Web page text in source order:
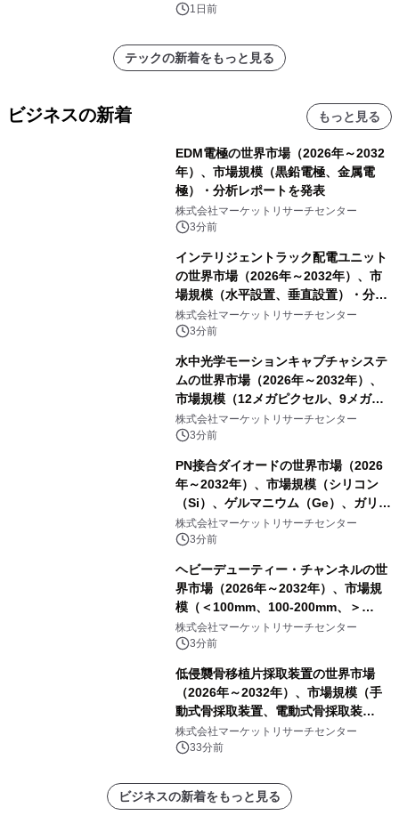
1日前
テックの新着をもっと見る
ビジネスの新着 もっと見る
EDM電極の世界市場（2026年～2032
年）、市場規模（黒鉛電極、金属電
極）・分析レポートを発表
株式会社マーケットリサーチセンター
3分前
インテリジェントラック配電ユニット
の世界市場（2026年～2032年）、市
場規模（水平設置、垂直設置）・分析
レポートを発表
株式会社マーケットリサーチセンター
3分前
水中光学モーションキャプチャシステ
ムの世界市場（2026年～2032年）、
市場規模（12メガピクセル、9メガピ
クセル、4メガピクセル、2メガピクセ
ル、その他）・分析レポートを発表
株式会社マーケットリサーチセンター
3分前
PN接合ダイオードの世界市場（2026
年～2032年）、市場規模（シリコン
（Si）、ゲルマニウム（Ge）、ガリウ
ムヒ素（GaAs）、炭化ケイ素
（SiC）、窒化ガリウム（GaN））・
株式会社マーケットリサーチセンター
3分前
ヘビーデューティー・チャンネルの世
界市場（2026年～2032年）、市場規
模（＜100mm、100-200mm、＞
200mm）・分析レポートを発表
株式会社マーケットリサーチセンター
3分前
低侵襲骨移植片採取装置の世界市場
（2026年～2032年）、市場規模（手
動式骨採取装置、電動式骨採取装
置）・分析レポートを発表
株式会社マーケットリサーチセンター
33分前
ビジネスの新着をもっと見る